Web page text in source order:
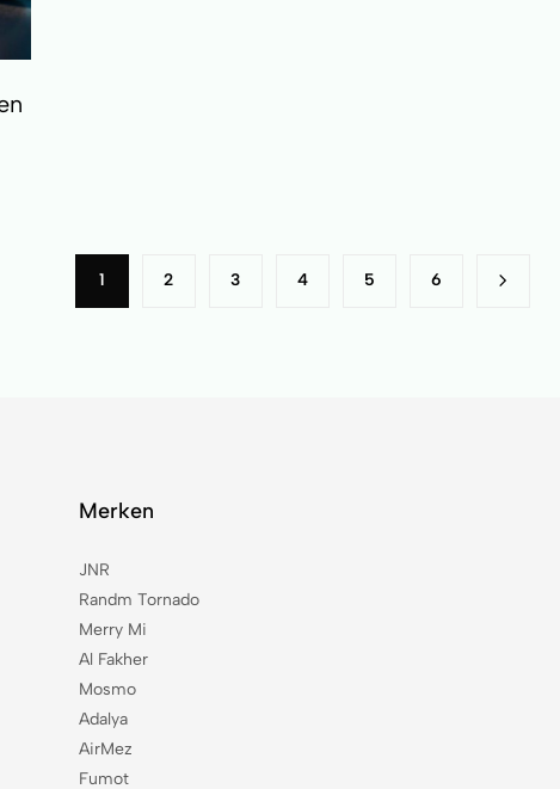
1 2 3 4 5 6
Merken
JNR
Randm Tornado
Merry Mi
Al Fakher
Mosmo
Adalya
AirMez
Fumot